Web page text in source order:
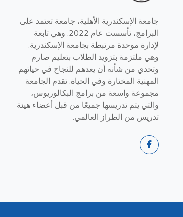
جامعة الإسكندرية الأهلية، جامعة تعتمد على
البرامج، تأسست عام 2022. وهي تابعة
لإدارة موحدة مرتبطة بجامعة الإسكندرية.
وهي ملتزمة بتزويد الطلاب بتعليم صارم
وتحدي من شأنه أن يعدهم للنجاح في حياتهم
المهنية المختارة وفي الحياة. تقدم الجامعة
مجموعة واسعة من برامج البكالوريوس،
والتي يتم تدريسها جميعًا من قبل أعضاء هيئة
تدريس من الطراز العالمي.